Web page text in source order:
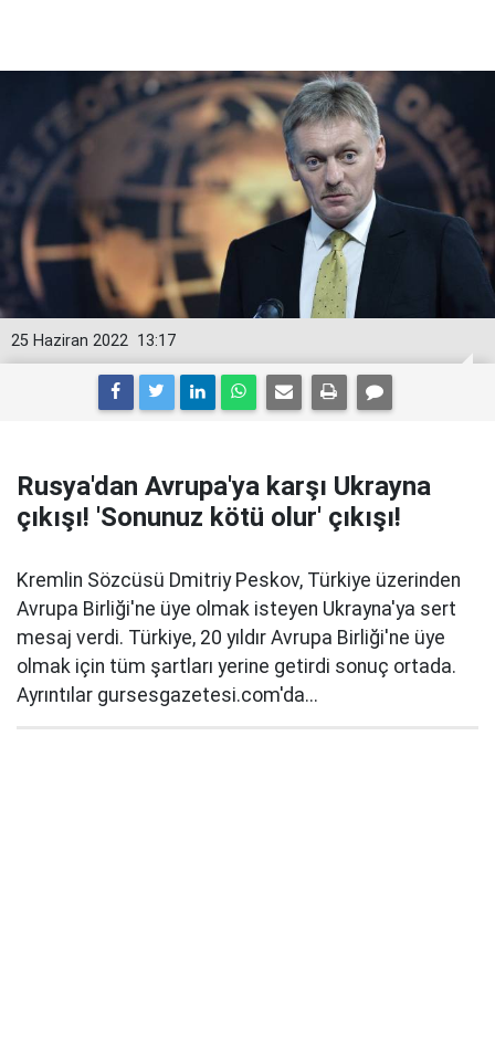
13:17
25 Haziran 2022
Rusya'dan Avrupa'ya karşı Ukrayna
çıkışı! 'Sonunuz kötü olur' çıkışı!
Kremlin Sözcüsü Dmitriy Peskov, Türkiye üzerinden
Avrupa Birliği'ne üye olmak isteyen Ukrayna'ya sert
mesaj verdi. Türkiye, 20 yıldır Avrupa Birliği'ne üye
olmak için tüm şartları yerine getirdi sonuç ortada.
Ayrıntılar gursesgazetesi.com'da...